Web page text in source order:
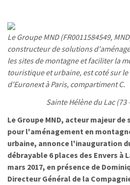
Le Groupe MND (FR0011584549,
constructeur de solutions
les sites de montagne et faciliter la
touristique et urbaine, est coté sur
d'Euronext à Paris, compartiment C.
Sainte Hélène du Lac (73
Le Groupe MND, acteur majeur
pour l'aménagement en
urbaine, annonce l'inauguration
débrayable 6 places des Envers à
mars 2017, en présence de
Directeur Général de la